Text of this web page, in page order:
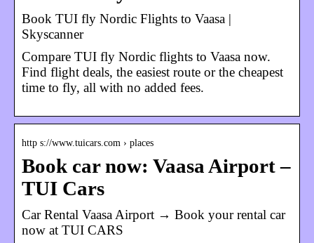
Book TUI fly Nordic Flights to Vaasa |
Skyscanner
Compare TUI fly Nordic flights to Vaasa now.
Find flight deals, the easiest route or the cheapest
time to fly, all with no added fees.
http s://www.tuicars.com › places
Book car now: Vaasa Airport –
TUI Cars
Car Rental Vaasa Airport → Book your rental car
now at TUI CARS